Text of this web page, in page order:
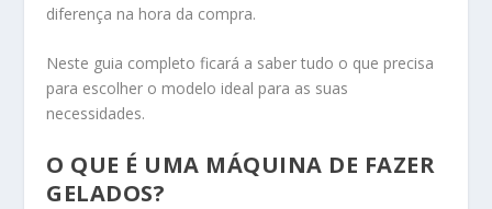
diferença na hora da compra.
Neste guia completo ficará a saber tudo o que precisa
para escolher o modelo ideal para as suas
necessidades.
O QUE É UMA MÁQUINA DE FAZER
GELADOS?